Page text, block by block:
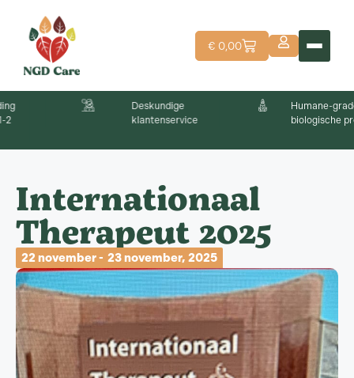
€ 0,00
Deskundige
klantenservice
Humane-grade,
biologische producten
Internationaal
Therapeut 2025
22 november - 23 november, 2025